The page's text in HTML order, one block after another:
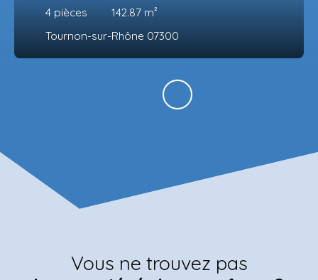
4 pièces 142.87 m²
Tournon-sur-Rhône 07300
Vous ne trouvez pas